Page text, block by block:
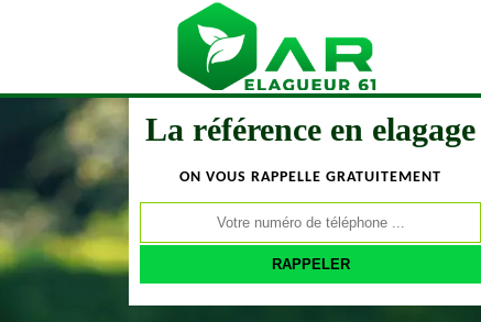
La référence en elagage
ON VOUS RAPPELLE GRATUITEMENT